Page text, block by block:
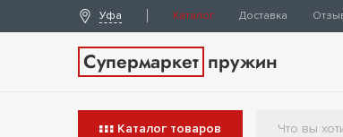
Уфа Каталог Доставка
Супермаркет пружин
Каталог товаров